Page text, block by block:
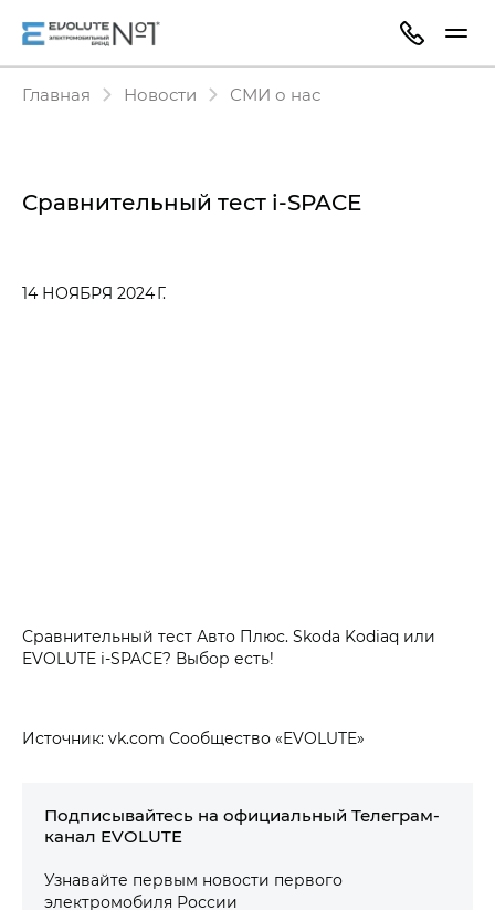
Главная Новости СМИ о нас
Сравнительный тест i‑SPACE
14 НОЯБРЯ 2024 Г.
Сравнительный тест Авто Плюс. Skoda Kodiaq или
EVOLUTE i‑SPACE? Выбор есть!
Источник: vk.com Сообщество «EVOLUTE»
Подписывайтесь на официальный Телеграм-
канал EVOLUTE
Узнавайте первым новости первого
электромобиля России